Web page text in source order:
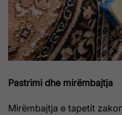
Pastrimi dhe mirëmbajtja
Mirëmbajtja e tapetit